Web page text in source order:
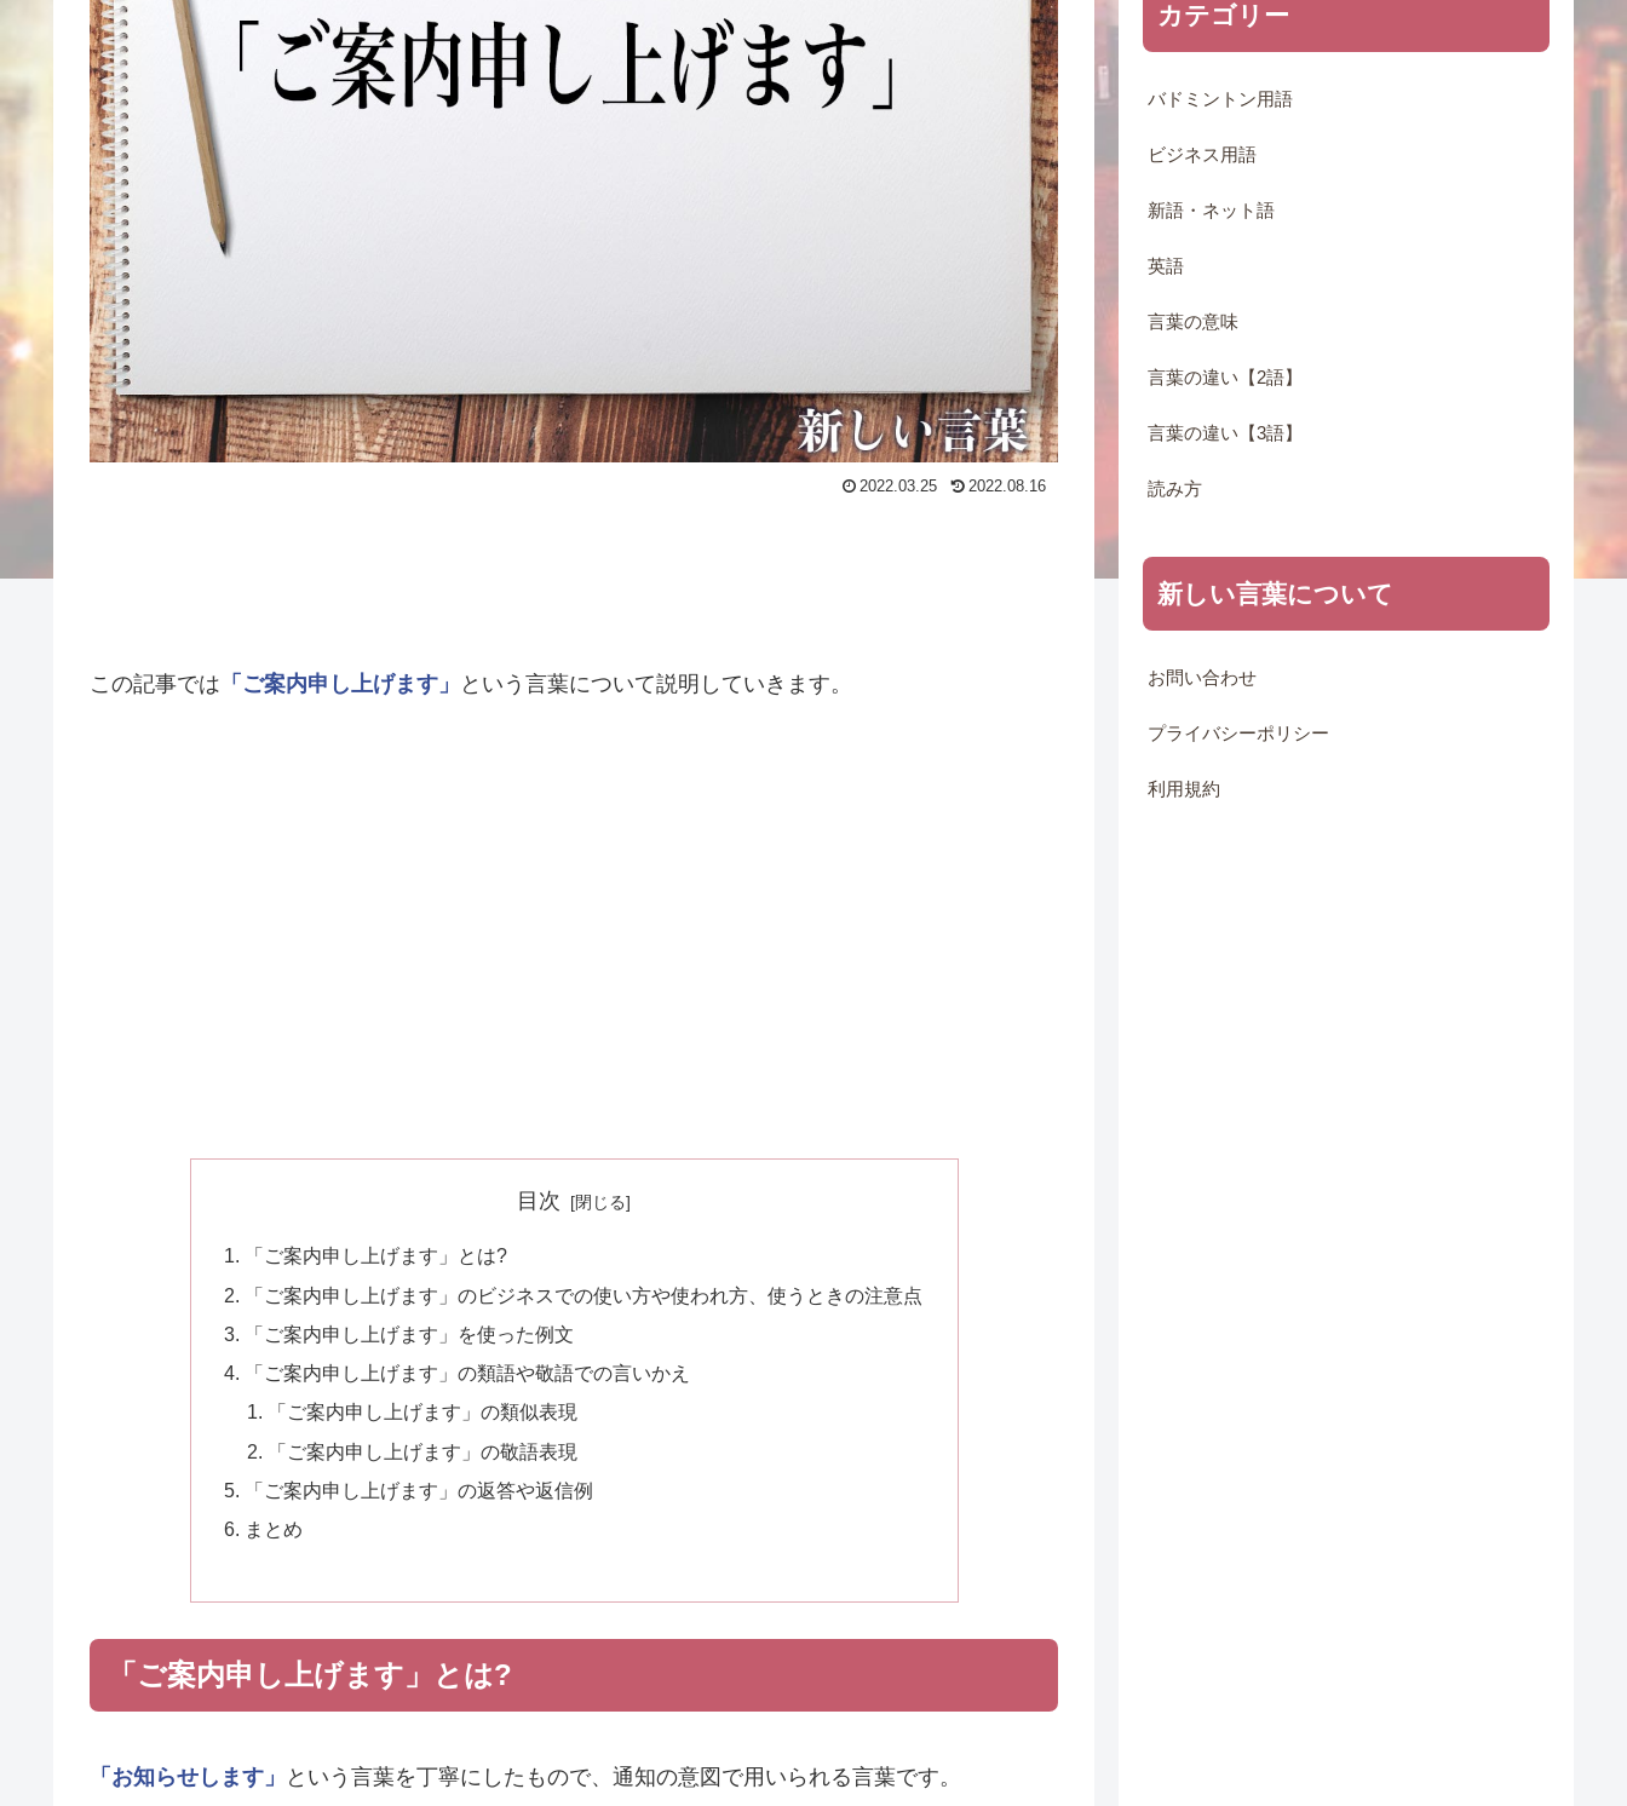
2022.03.25 2022.08.16
この記事では 「ご案内申し上げます」 という言葉について説明していきます。
目次
「ご案内申し上げます」とは?
「ご案内申し上げます」のビジネスでの使い方や使われ方、使うときの注意点
「ご案内申し上げます」を使った例文
「ご案内申し上げます」の類語や敬語での言いかえ
「ご案内申し上げます」の類似表現
「ご案内申し上げます」の敬語表現
「ご案内申し上げます」の返答や返信例
まとめ
「ご案内申し上げます」とは?
「お知らせします」 という言葉を丁寧にしたもので、通知の意図で用いられる言葉です。
カテゴリー
バドミントン用語
ビジネス用語
新語・ネット語
英語
言葉の意味
言葉の違い【2語】
言葉の違い【3語】
読み方
新しい言葉について
お問い合わせ
プライバシーポリシー
利用規約